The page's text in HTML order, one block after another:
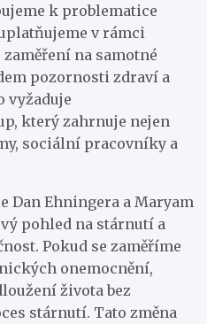
k problematice
v rámci
na samotné
pozornosti zdraví a
vyžaduje
který zahrnuje nejen
sociální pracovníky a
Dan Ehningera a Maryam
pohled na stárnutí a
Pokud se zaměříme
onemocnění,
života bez
stárnutí. Tato změna